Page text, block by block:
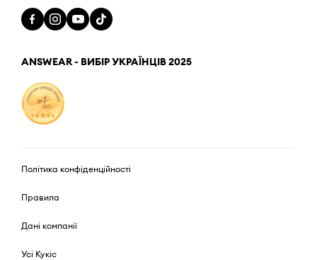
ANSWEAR - ВИБІР УКРАЇНЦІВ 2025
Політика конфіденційності
Правила
Дані компанії
Усі Кукіс